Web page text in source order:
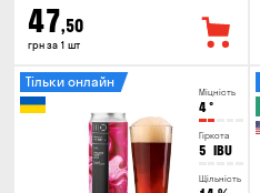
47,50
грн за 1 шт
Міцність
4°
Гіркота
5 IBU
Щільність
Тільки онлайн